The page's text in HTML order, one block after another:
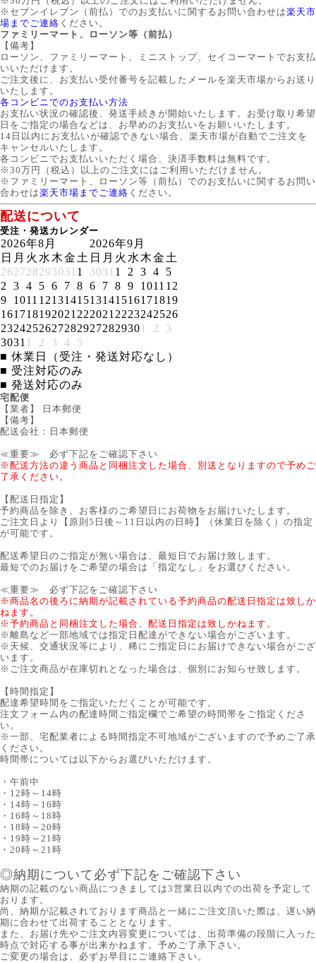
※セブンイレブン（前払）でのお支払いに関するお問い合わせは楽天市
場までご連絡 ください。
ファミリーマート、ローソン等（前払）
【備考】
ローソン、ファミリーマート、ミニストップ、セイコーマートでお支払
いいただけます。
ご注文後に、お支払い受付番号を記載したメールを楽天市場からお送り
いたします。
各コンビニでのお支払い方法
お支払い状況の確認後、発送手続きが開始いたします。お受け取り希望
日をご指定の場合などは、お早めのお支払いをお願いいたします。
14日以内にお支払いが確認できない場合、楽天市場が自動でご注文を
キャンセルいたします。
各コンビニでお支払いいただく場合、決済手数料は無料です。
※30万円（税込）以上のご注文にはご利用いただけません。
※ファミリーマート、ローソン等（前払）でのお支払いに関するお問い
合わせは楽天市場までご連絡 ください。
配送について
受注・発送カレンダー
2026年8月
日 月 火 水木金土
262728293031 1
2 3 4 5 6 7 8
9
1011 12131415
16171819202122
23242526272829
3031 1 2 3 4 5
2026年9月
日 月 火 水木金土
3031 1 2 3 4
5
6
7 8 9 1011 12
13141516171819
20212223242526
272829301 2 3
■ 休業日（受注・発送対応なし）
■ 受注対応のみ
■ 発送対応のみ
宅配便
【業者】 日本郵便
【備考】
配送会社：日本郵便
≪重要≫ 必ず下記をご確認下さい
※配送方法の違う商品と同梱注文した場合、別送となりますので予めご
了承ください。
【配送日指定】
予約商品を除き、お客様のご希望日にお荷物をお届けいたします。
ご注文日より【原則5日後～11日以内の日時】（休業日を除く）の指定
が可能です。
配送希望日のご指定が無い場合は、最短日でお届け致します。
最短でのお届けをご希望の場合は「指定なし」をお選びください。
≪重要≫ 必ず下記をご確認下さい
※商品名の後ろに納期が記載されている予約商品の配送日指定は致しか
ねます。
※予約商品と同梱注文した場合、配送日指定は致しかねます。
※離島など一部地域では指定日配達ができない場合がございます。
※天候、交通状況等により、稀にご指定日にお届けできない場合がござ
います。
※ご注文商品が在庫切れとなった場合は、個別にお知らせ致します。
【時間指定】
配達希望時間をご指定いただくことが可能です。
注文フォーム内の配達時間ご指定欄でご希望の時間帯をご指定くださ
い。
※一部、宅配業者による時間指定不可地域がございますので予めご了承
ください。
時間帯については以下からお選びいただけます。
・午前中
・12時～14時
・14時～16時
・16時～18時
・18時～20時
・19時～21時
・20時～21時
◎納期について必ず下記をご確認下さい
納期の記載のない商品につきましては3営業日以内での出荷を予定して
おります。
尚、納期が記載されております商品と一緒にご注文頂いた際は、遅い納
期に合わせて出荷することとなります。
また、お届け先やご注文内容変更については、出荷準備の段階に入った
時点で対応する事が出来かねます。予めご了承下さい。
ご変更の場合は、必ずお早目にご連絡下さい。